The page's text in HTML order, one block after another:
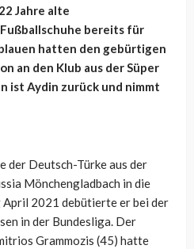
Jahre alte
bereits für
hatten den gebürtigen
an den Klub aus der Süper
ist Aydin zurück und nimmt
der Deutsch-Türke aus der
Mönchengladbach in die
April 2021 debütierte er bei der
in der Bundesliga. Der
Grammozis (45) hatte